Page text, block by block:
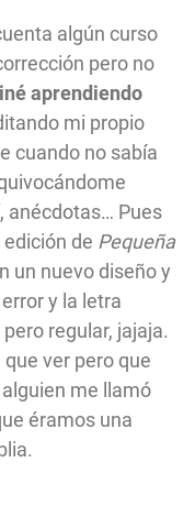
algún curso
pero no
aprendiendo
mi propio
cuando no sabía
anécdotas… Pues
de Pequeña
un nuevo diseño y
y la letra
regular, jajaja.
ver pero que
me llamó
éramos una